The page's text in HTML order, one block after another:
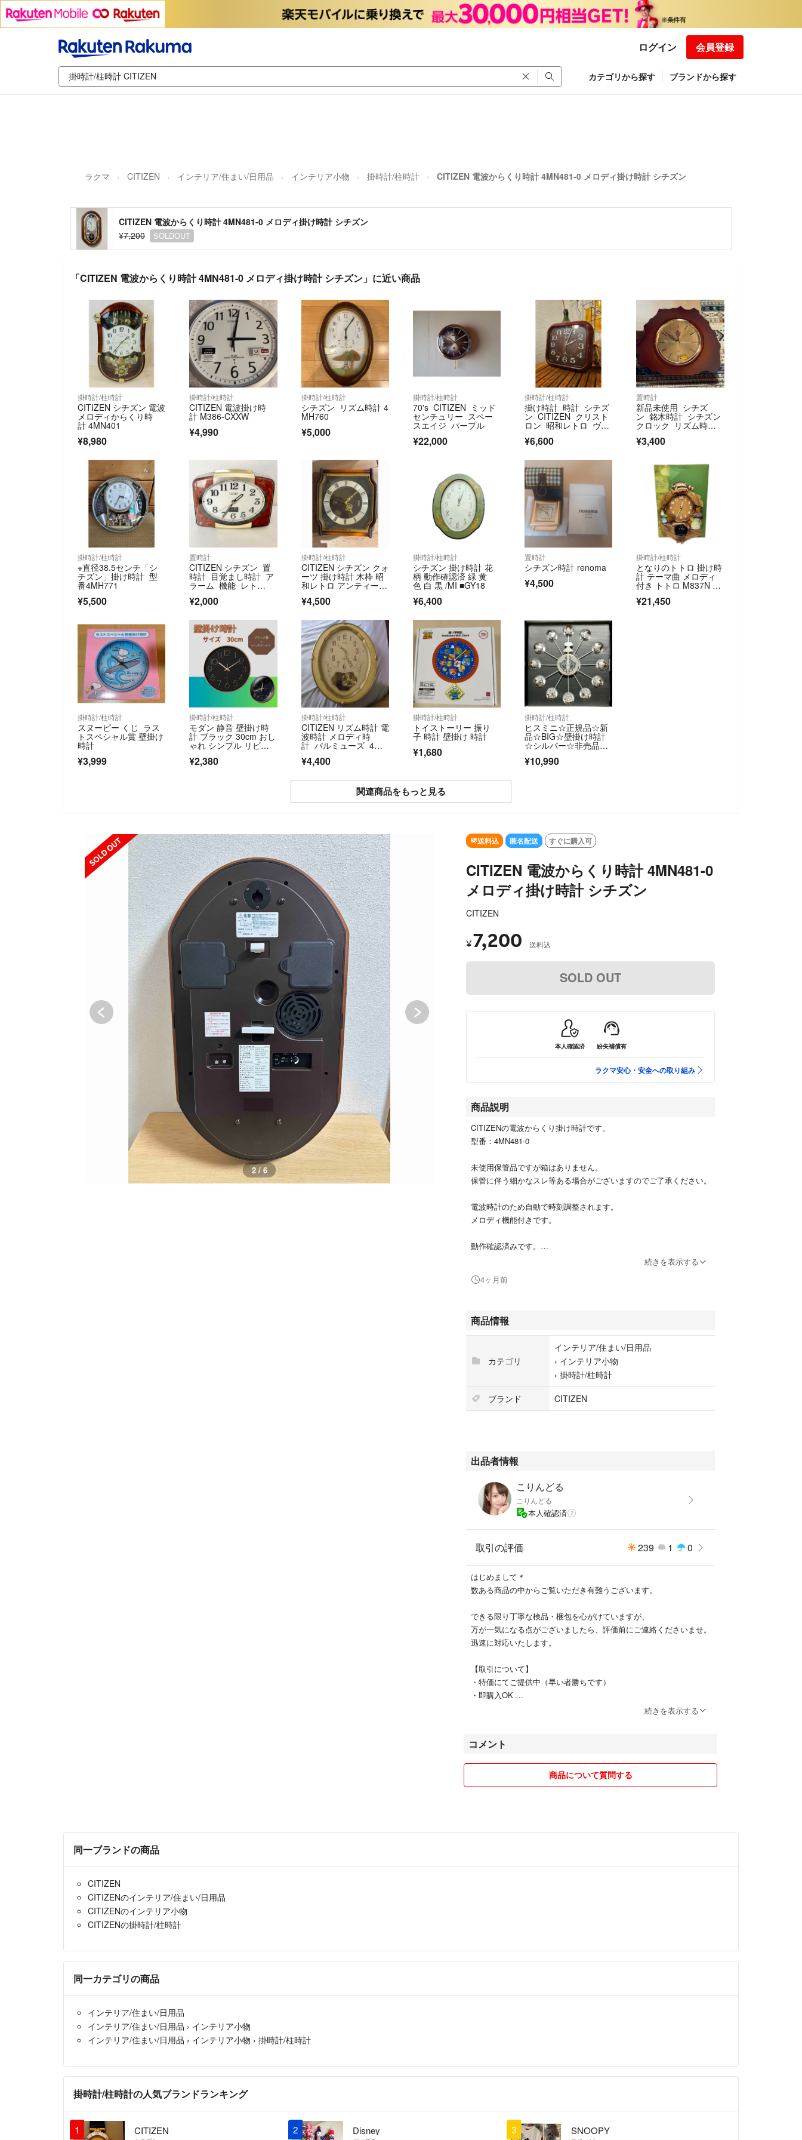
ログイン 会員登録
カテゴリから探す ブランドから探す
ラクマ CITIZEN インテリア/住まい/日用品 インテリア小物 掛時計/柱時計 CITIZEN 電波からくり時計 4MN481-0 メロディ掛け時計 シチズン
CITIZEN 電波からくり時計 4MN481-0 メロディ掛け時計 シチズン
¥7,200
SOLDOUT
「CITIZEN 電波からくり時計 4MN481-0 メロディ掛け時計 シチズン」に近い商品
掛時計/柱時計
CITIZEN シチズン 電波
メロディからくり時
計 4MN401
¥8,980
掛時計/柱時計
CITIZEN 電波掛け時
計 M386-CXXW
¥4,990
掛時計/柱時計
シチズン リズム時計 4
MH760
¥5,000
掛時計/柱時計
70's CITIZEN ミッド
センチュリー スペー
スエイジ パープル
¥22,000
掛時計/柱時計
掛け時計 時計 シチズ
ン CITIZEN クリスト
ロン 昭和レトロ ヴィ
ンテージ
¥6,600
置時計
新品未使用 シチズ
ン 銘木時計 シチズン
クロック リズム時計
工業 カエデ材使用
¥3,400
掛時計/柱時計
※直径38.5センチ「シ
チズン」掛け時計 型
番4MH771
¥5,500
置時計
CITIZEN シチズン 置
時計 目覚まし時計 ア
ラーム 機能 レト
¥2,000
掛時計/柱時計
CITIZEN シチズン クォ
ーツ 掛け時計 木枠 昭
和レトロ アンティーク
¥4,500
掛時計/柱時計
シチズン 掛け時計 花
柄 動作確認済 緑 黄
色 白 黒 /MI ■GY18
¥6,400
置時計
シチズン時計 renoma
¥4,500
掛時計/柱時計
となりのトトロ 掛け時
計 テーマ曲 メロディ
付き トトロ M837N 箱
¥21,450
掛時計/柱時計
スヌーピー くじ ラス
トスペシャル賞 壁掛け
時計
¥3,999
掛時計/柱時計
モダン 静音 壁掛け時
計 ブラック 30cm おし
ゃれ シンプル リビン
¥2,380
掛時計/柱時計
CITIZEN リズム時計 電
波時計 メロディ時
計 パルミューズ 4MN
¥4,400
掛時計/柱時計
トイストーリー 振り
子 時計 壁掛け 時計
¥1,680
掛時計/柱時計
ヒスミニ☆正規品☆新
品☆BIG☆壁掛け時計
☆シルバー☆非売品☆
STERIC MINI
¥10,990
関連商品をもっと見る
SOLD OUT SOLD OUT
3 / 6
送料込 匿名配送 すぐに購入可
CITIZEN 電波からくり時計 4MN481-0
メロディ掛け時計 シチズン
CITIZEN
¥7,200 送料込
SOLD OUT
本人確認済 紛失補償有
ラクマ安心・安全への取り組み
商品説明
CITIZENの電波からくり掛け時計です。
型番：4MN481-0
未使用保管品ですが箱はありません。
保管に伴う細かなスレ等ある場合がございますのでご了承ください。
電波時計のため自動で時刻調整されます。
メロディ機能付きです。
動作確認済みです。
中古電池をお付けして発送致しますので到着後すぐご使用いただけま
続きを表示する
4ヶ月前
商品情報
カテゴリ
インテリア/住まい/日用品
› インテリア小物
› 掛時計/柱時計
ブランド
CITIZEN
出品者情報
こりんどる
こりんどる
本人確認済
取引の評価 239 1 0
はじめまして＊
数ある商品の中からご覧いただき有難うございます。
できる限り丁寧な検品・梱包を心がけていますが、
万が一気になる点がございましたら、評価前にご連絡くださいませ。
迅速に対応いたします。
【取引について】
・特価にてご提供中（早い者勝ちです）
・即購入OK
・レンタルUPコミックは管理シールあり
・北海道からの発送のため、地域により到着まで5〜7日かかる場合が
北海道公安委員会 第13408001578号
続きを表示する
コメント
商品について質問する
同一ブランドの商品
CITIZEN
CITIZENのインテリア/住まい/日用品
CITIZENのインテリア小物
CITIZENの掛時計/柱時計
同一カテゴリの商品
インテリア/住まい/日用品
インテリア/住まい/日用品 › インテリア小物
インテリア/住まい/日用品 › インテリア小物 › 掛時計/柱時計
掛時計/柱時計の人気ブランドランキング
1 CITIZEN 2 Disney 3 SNOOPY